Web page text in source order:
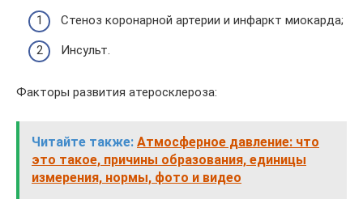
Стеноз коронарной артерии и инфаркт миокарда;
Инсульт.
Факторы развития атеросклероза:
Читайте также: Атмосферное давление: что
это такое, причины образования, единицы
измерения, нормы, фото и видео